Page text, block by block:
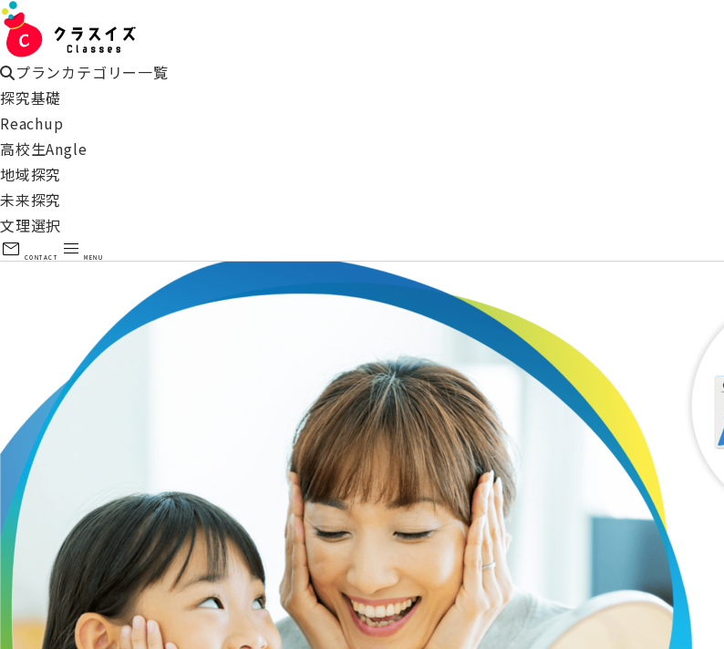
プランカテゴリー一覧
探究基礎
Reachup
高校生Angle
地域探究
未来探究
文理選択
mail CONTACT menu MENU